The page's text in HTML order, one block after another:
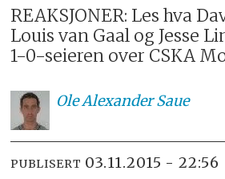
REAKSJONER: Les hva
Louis van Gaal og Jesse
1-0-seieren over CSKA
OleAlexander Saue
PUBLISERT 03.11.2015 - 22:56